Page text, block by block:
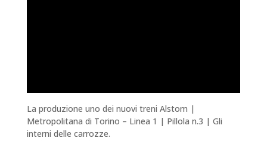
La produzione uno dei nuovi treni Alstom |
Metropolitana di Torino – Linea 1 | Pillola n.3 | Gli
interni delle carrozze.